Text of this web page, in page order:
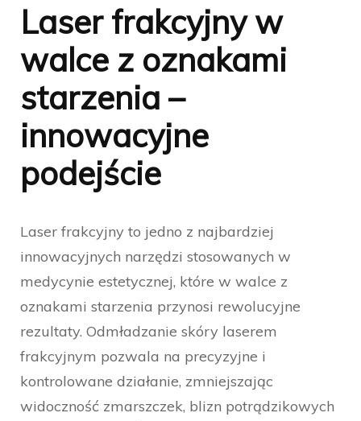
Laser frakcyjny w
walce z oznakami
starzenia –
innowacyjne
podejście
Laser frakcyjny to jedno z najbardziej
innowacyjnych narzędzi stosowanych w
medycynie estetycznej, które w walce z
oznakami starzenia przynosi rewolucyjne
rezultaty. Odmładzanie skóry laserem
frakcyjnym pozwala na precyzyjne i
kontrolowane działanie, zmniejszając
widoczność zmarszczek, blizn potrądzikowych